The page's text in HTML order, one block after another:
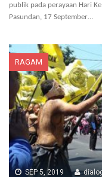
publik pada perayaan Hari
Pasundan, 17 September…
RAGAM
SEP 5, 2019